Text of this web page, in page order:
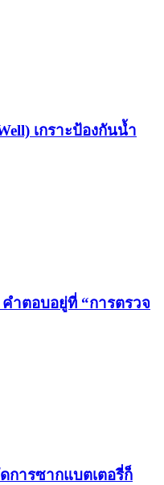
เกราะป้องกันน้ำ
ำตอบอยู่ที่ “การตรวจ
การซากแบตเตอรี่ก็